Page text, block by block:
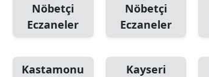
Nöbetçi
Eczaneler
Nöbetçi
Eczaneler
Kastamonu
Kayseri